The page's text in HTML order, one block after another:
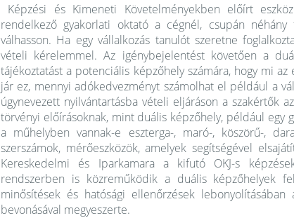
Képzési és Kimeneti Követelményekben előírt
rendelkező gyakorlati oktató a cégnél, csupán
válhasson. Ha egy vállalkozás tanulót szeretne
vételi kérelemmel. Az igénybejelentést követően a
tájékoztatást a potenciális képzőhely számára, hogy mi
jár ez, mennyi adókedvezményt számolhat el például a
úgynevezett nyilvántartásba vételi eljáráson a szakértők
törvényi előírásoknak, mint duális képzőhely, például egy
a műhelyben vannak-e eszterga-, maró-, köszörű-,
szerszámok, mérőeszközök, amelyek segítségével
Kereskedelmi és Iparkamara a kifutó OKJ-s
rendszerben is közreműködik a duális képzőhelyek
minősítések és hatósági ellenőrzések
bevonásával megyeszerte.